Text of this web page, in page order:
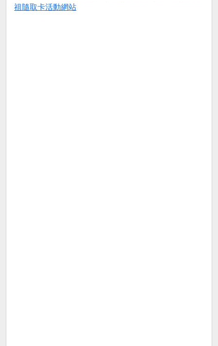
祖隨取卡活動網站